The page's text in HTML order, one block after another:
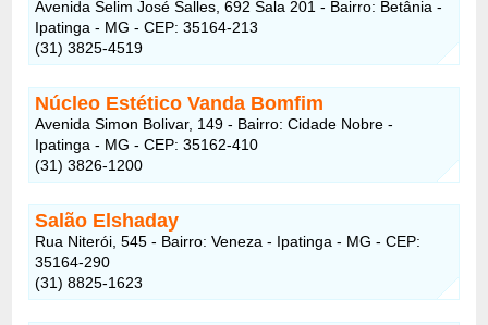
Avenida Selim José Salles, 692 Sala 201 - Bairro: Betânia -
Ipatinga - MG - CEP: 35164-213
(31) 3825-4519
Núcleo Estético Vanda Bomfim
Avenida Simon Bolivar, 149 - Bairro: Cidade Nobre -
Ipatinga - MG - CEP: 35162-410
(31) 3826-1200
Salão Elshaday
Rua Niterói, 545 - Bairro: Veneza - Ipatinga - MG - CEP:
35164-290
(31) 8825-1623